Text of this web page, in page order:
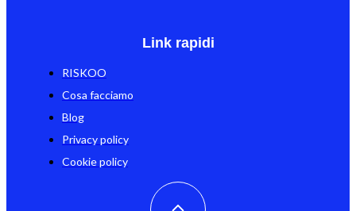
Link rapidi
RISKOO
Cosa facciamo
Blog
Privacy policy
Cookie policy